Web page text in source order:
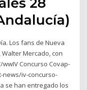
Los fans de Nueva
Mercado, con
Concurso Covap-
news/iv-concurso-
se han entregado los